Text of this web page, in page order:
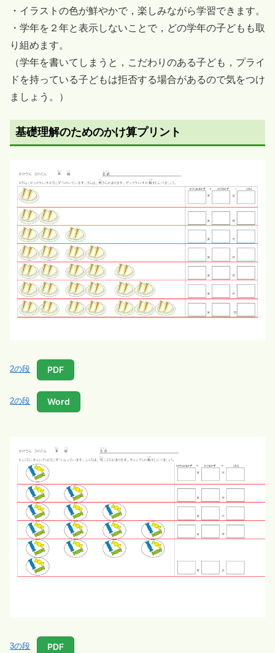
・イラストの色が鮮やかで，楽しみながら学習できます。
・学年を２年と表示しないことで，どの学年の子どもも取
り組めます。
（学年を書いてしまうと，こだわりのある子ども，プライ
ドを持っている子どもは拒否する場合があるので気をつけ
ましょう。）
基礎理解のためのかけ算プリント
2の段 PDF
2の段 Word
3の段 PDF